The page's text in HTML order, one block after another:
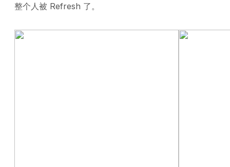
整个人被 Refresh 了。